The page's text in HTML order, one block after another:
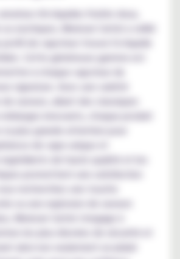
d'e-liquides fruités doux,
ou exotiques, Mexican Cartel a veillé
profil de vapoteur trouve l'e-liquide
Cette généreuse gamme est
à chaque vapoteur de
signature. Avec une variété
de saveurs, allant des classiques
innovants, chaque produit
la plus grande attention pour
de vape unique et
ingrédients de haute qualité et les
ou une explosion de saveurs
Mexican Cartel s'engage à